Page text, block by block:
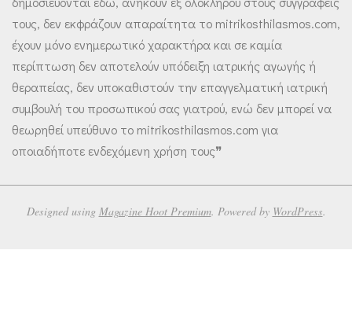
τους, δεν εκφράζουν απαραίτητα το mitrikosthilasmos.com,
έχουν μόνο ενημερωτικό χαρακτήρα και σε καμία
περίπτωση δεν αποτελούν υπόδειξη ιατρικής αγωγής ή
θεραπείας, δεν υποκαθιστούν την επαγγελματική ιατρική
συμβουλή του προσωπικού σας γιατρού, ενώ δεν μπορεί να
θεωρηθεί υπεύθυνο το mitrikosthilasmos.com για
οποιαδήποτε ενδεχόμενη χρήση τους❞
Designed using Magazine Hoot Premium. Powered by WordPress.